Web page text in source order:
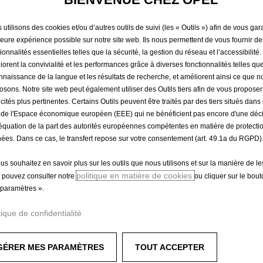
128,09 €
P
r
i
c
e
i
s
1
2
,
0
-
+
Q
u
n
t
i
y
u
Paiement en plusieurs fois
parfaitement aux contours du coffre du véhicule pour le
les objets de glisser.
utilisons des cookies et/ou d’autres outils de suivi (les « Outils ») afin de vous
expérience possible sur notre site web. Ils nous permettent de vous fournir
essentielles telles que la sécurité, la gestion du réseau et l’accessibilité.
la convivialité et les performances grâce à diverses fonctionnalités telles
de la langue et les résultats de recherche, et améliorent ainsi ce que
Notre site web peut également utiliser des Outils tiers afin de vous
plus pertinentes. Certains Outils peuvent être traités par des tiers situés dans
l'Espace économique européen (EEE) qui ne bénéficient pas encore d'une
de la part des autorités européennes compétentes en matière de
Dans ce cas, le transfert repose sur votre consentement (art. 49.1a du RGPD).
souhaitez en savoir plus sur les outils que nous utilisons et sur la manière de
pouvez consulter notrepolitique en matière de cookies ou cliquer sur le
».
de confidentialité
GÉRER MES PARAMÈTRES TOUT ACCEPTER